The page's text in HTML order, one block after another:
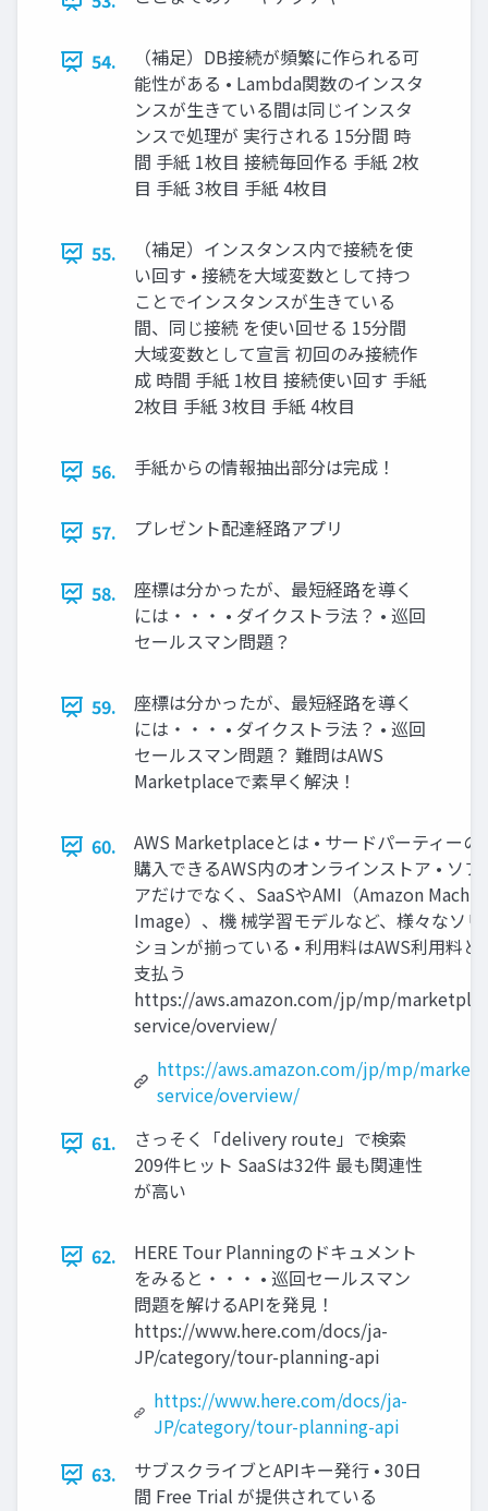
54.
（補足）DB接続が頻繁に作られる可
能性がある • Lambda関数のインスタ
ンスが生きている間は同じインスタ
ンスで処理が 実行される 15分間 時
間 手紙 1枚目 接続毎回作る 手紙 2枚
目 手紙 3枚目 手紙 4枚目
55.
（補足）インスタンス内で接続を使
い回す • 接続を大域変数として持つ
ことでインスタンスが生きている
間、同じ接続 を使い回せる 15分間
大域変数として宣言 初回のみ接続作
成 時間 手紙 1枚目 接続使い回す 手紙
2枚目 手紙 3枚目 手紙 4枚目
56. 手紙からの情報抽出部分は完成！
57. プレゼント配達経路アプリ
58.
座標は分かったが、最短経路を導く
には・・・ • ダイクストラ法？ • 巡回
セールスマン問題？
59.
座標は分かったが、最短経路を導く
には・・・ • ダイクストラ法？ • 巡回
セールスマン問題？ 難問はAWS
Marketplaceで素早く解決！
60.
AWS Marketplaceとは • サードパーティーの
購入できるAWS内のオンラインストア • ソフ
アだけでなく、SaaSやAMI（Amazon
Image）、機 械学習モデルなど、様々なソ
ションが揃っている • 利用料はAWS利用料と
支払う
https://aws.amazon.com/jp/mp/
service/overview/
https://aws.amazon.com/jp/mp/
service/overview/
61.
さっそく「delivery route」で検索
209件ヒット SaaSは32件 最も関連性
が高い
62.
HERE Tour Planningのドキュメント
をみると・・・ • 巡回セールスマン
問題を解けるAPIを発見！
https://www.here.com/docs/ja-
JP/category/tour-planning-api
https://www.here.com/docs/ja-
JP/category/tour-planning-api
63.
サブスクライブとAPIキー発行 • 30日
間 Free Trial が提供されている